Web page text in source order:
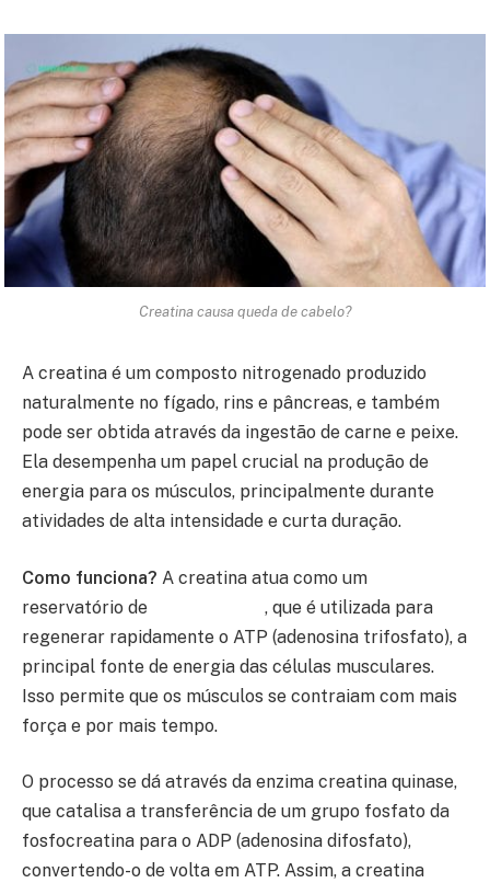
Creatina causa queda de cabelo?
A creatina é um composto nitrogenado produzido
naturalmente no fígado, rins e pâncreas, e também
pode ser obtida através da ingestão de carne e peixe.
Ela desempenha um papel crucial na produção de
energia para os músculos, principalmente durante
atividades de alta intensidade e curta duração.
Como funciona? A creatina atua como um
reservatório de
, que é utilizada para
regenerar rapidamente o ATP (adenosina trifosfato), a
principal fonte de energia das células musculares.
Isso permite que os músculos se contraiam com mais
força e por mais tempo.
O processo se dá através da enzima creatina quinase,
que catalisa a transferência de um grupo fosfato da
fosfocreatina para o ADP (adenosina difosfato),
convertendo-o de volta em ATP. Assim, a creatina